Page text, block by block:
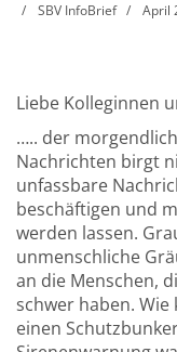
SBV InfoBrief
April
Liebe Kolleginnen
….. der
Nachrichten birgt
unfassbare
beschäftigen und
werden lassen.
unmenschliche
an die Menschen,
schwer haben.
einen